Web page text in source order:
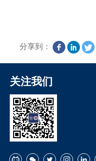
分享到：
关注我们